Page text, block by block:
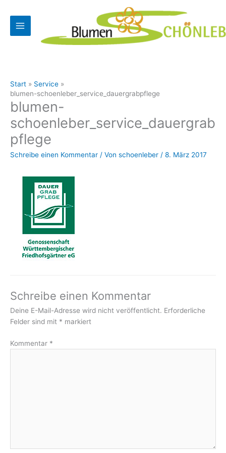
Inhalt
springen
Start
Service
blumen-schoenleber_service_dauergrabpflege
blumen-
schoenleber_service_dauergrab
pflege
Schreibe einen Kommentar / Von schoenleber / 8. März 2017
Schreibe einen Kommentar
Deine E-Mail-Adresse wird nicht veröffentlicht. Erforderliche
Felder sind mit * markiert
Kommentar *